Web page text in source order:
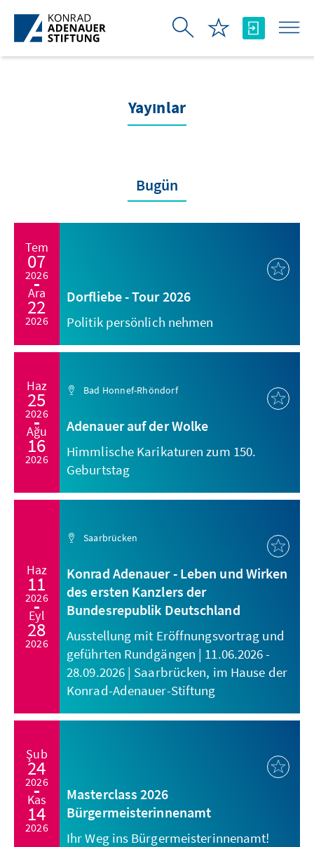
Skip to Main Content
Yayınlar
Bugün
Tem
07
2026
Ara
22
2026
Dorfliebe - Tour 2026
Politik persönlich nehmen
Haz
25
2026
Ağu
16
2026
Bad Honnef-Rhöndorf
Adenauer auf der Wolke
Himmlische Karikaturen zum 150.
Geburtstag
Haz
11
2026
Eyl
28
2026
Saarbrücken
Konrad Adenauer - Leben und Wirken
des ersten Kanzlers der
Bundesrepublik Deutschland
Ausstellung mit Eröffnungsvortrag und
geführten Rundgängen | 11.06.2026 -
28.09.2026 | Saarbrücken, im Hause der
Konrad-Adenauer-Stiftung
Şub
24
2026
Kas
14
2026
Masterclass 2026
Bürgermeisterinnenamt
Ihr Weg ins Bürgermeisterinnenamt!